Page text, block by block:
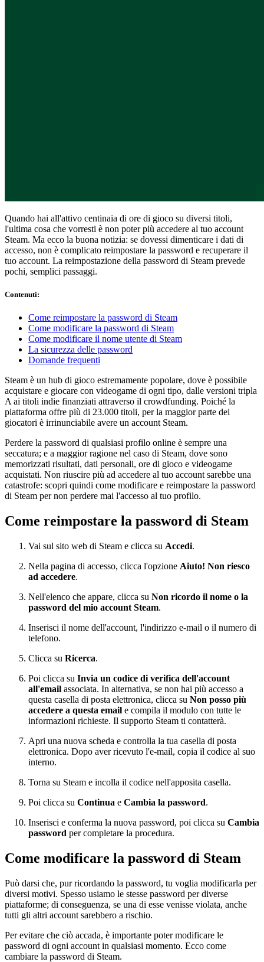
Quando hai all'attivo centinaia di ore di gioco su diversi titoli,
l'ultima cosa che vorresti è non poter più accedere al tuo account
Steam. Ma ecco la buona notizia: se dovessi dimenticare i dati di
accesso, non è complicato reimpostare la password e recuperare il
tuo account. La reimpostazione della password di Steam prevede
pochi, semplici passaggi.
Contenuti:
Come reimpostare la password di Steam
Come modificare la password di Steam
Come modificare il nome utente di Steam
La sicurezza delle password
Domande frequenti
Steam è un hub di gioco estremamente popolare, dove è possibile
acquistare e giocare con videogame di ogni tipo, dalle versioni tripla
A ai titoli indie finanziati attraverso il crowdfunding. Poiché la
piattaforma offre più di 23.000 titoli, per la maggior parte dei
giocatori è irrinunciabile avere un account Steam.
Perdere la password di qualsiasi profilo online è sempre una
seccatura; e a maggior ragione nel caso di Steam, dove sono
memorizzati risultati, dati personali, ore di gioco e videogame
acquistati. Non riuscire più ad accedere al tuo account sarebbe una
catastrofe: scopri quindi come modificare e reimpostare la password
di Steam per non perdere mai l'accesso al tuo profilo.
Come reimpostare la password di Steam
Vai sul sito web di Steam e clicca su Accedi.
Nella pagina di accesso, clicca l'opzione Aiuto! Non riesco
ad accedere.
Nell'elenco che appare, clicca su Non ricordo il nome o la
password del mio account Steam.
Inserisci il nome dell'account, l'indirizzo e-mail o il numero di
telefono.
Clicca su Ricerca.
Poi clicca su Invia un codice di verifica dell'account
all'email associata. In alternativa, se non hai più accesso a
questa casella di posta elettronica, clicca su Non posso più
accedere a questa email e compila il modulo con tutte le
informazioni richieste. Il supporto Steam ti contatterà.
Apri una nuova scheda e controlla la tua casella di posta
elettronica. Dopo aver ricevuto l'e-mail, copia il codice al suo
interno.
Torna su Steam e incolla il codice nell'apposita casella.
Poi clicca su Continua e Cambia la password.
Inserisci e conferma la nuova password, poi clicca su Cambia
password per completare la procedura.
Come modificare la password di Steam
Può darsi che, pur ricordando la password, tu voglia modificarla per
diversi motivi. Spesso usiamo le stesse password per diverse
piattaforme; di conseguenza, se una di esse venisse violata, anche
tutti gli altri account sarebbero a rischio.
Per evitare che ciò accada, è importante poter modificare le
password di ogni account in qualsiasi momento. Ecco come
cambiare la password di Steam.